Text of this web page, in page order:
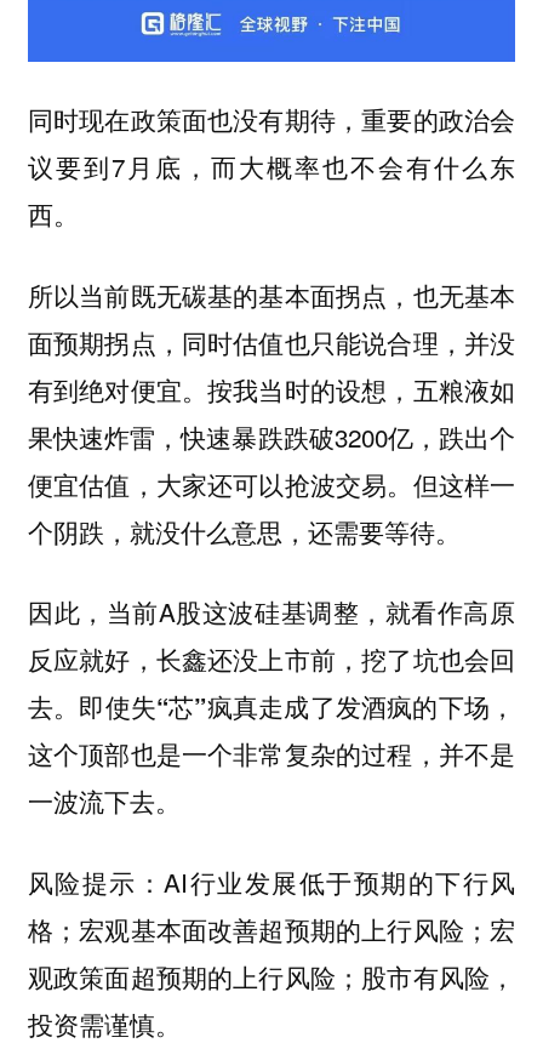
同时现在政策面也没有期待，重要的政治会
议要到7月底，而大概率也不会有什么东
西。
所以当前既无碳基的基本面拐点，也无基本
面预期拐点，同时估值也只能说合理，并没
有到绝对便宜。按我当时的设想，五粮液如
果快速炸雷，快速暴跌跌破3200亿，跌出个
便宜估值，大家还可以抢波交易。但这样一
个阴跌，就没什么意思，还需要等待。
因此，当前A股这波硅基调整，就看作高原
反应就好，长鑫还没上市前，挖了坑也会回
去。 即使失“芯”疯真走成了发酒疯的下场，
这个顶部也是一个非常复杂的过程，并不是
一波流下去。
风险提示：AI行业发展低于预期的下行风
格；宏观基本面改善超预期的上行风险；宏
观政策面超预期的上行风险；股市有风险，
投资需谨慎。